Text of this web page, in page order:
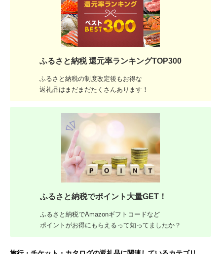
ふるさと納税 還元率ランキングTOP300
ふるさと納税の制度改定後もお得な
返礼品はまだまだたくさんあります！
ふるさと納税でポイント大量GET！
ふるさと納税でAmazonギフトコードなど
ポイントがお得にもらえるって知ってましたか？